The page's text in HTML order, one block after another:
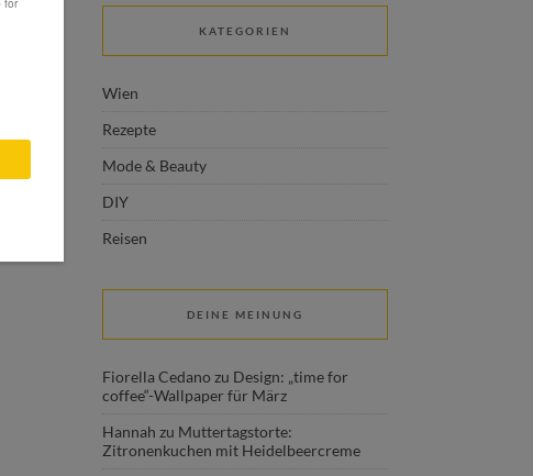
KATEGORIEN
Wien
Rezepte
Mode & Beauty
DIY
Reisen
DEINE MEINUNG
Fiorella Cedano zu Design: „time for
coffee“-Wallpaper für März
Hannah zu Muttertagstorte:
Zitronenkuchen mit Heidelbeercreme